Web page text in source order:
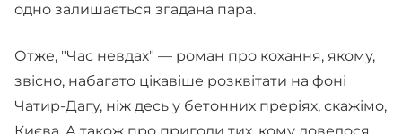
одно залишається згадана пара.
Отже, "Час невдах" — роман про кохання, якому,
звісно, набагато цікавіше розквітати на фоні
Чатир-Дагу, ніж десь у бетонних преріях, скажімо,